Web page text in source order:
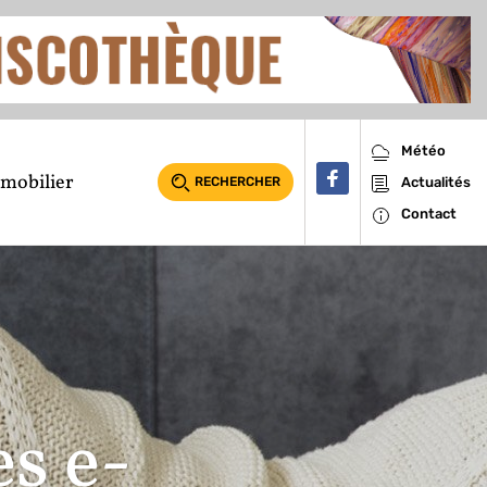
RECHERCHER
Météo
Actualités
Contact